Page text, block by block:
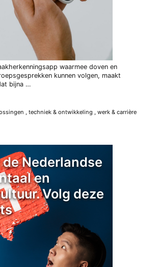
waarmee doven en
kunnen volgen, maakt
bijna …
techniek & ontwikkeling werk & carrière
Nederlandse
en
Volg deze